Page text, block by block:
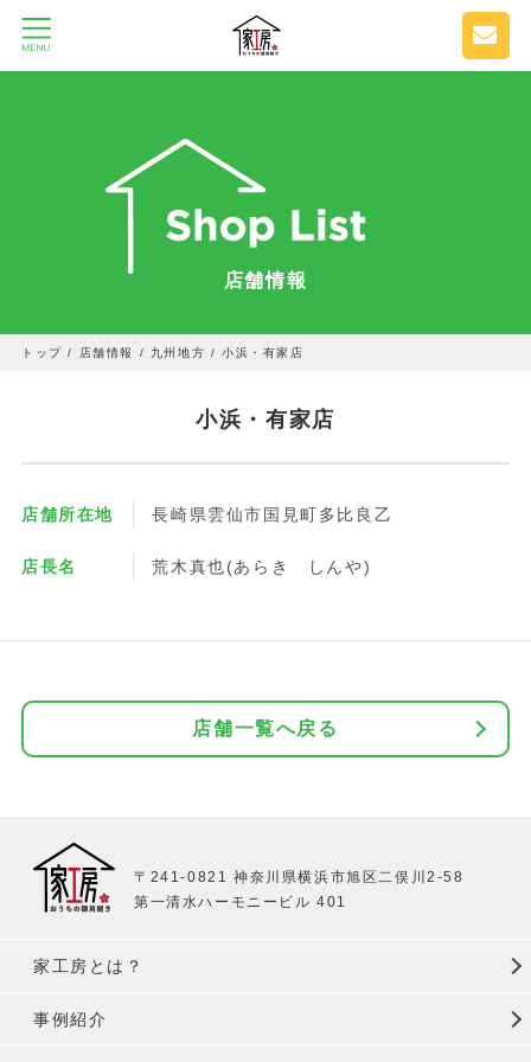
店舗情報
トップ / 店舗情報 / 九州地方 /小浜・有家店
小浜・有家店
店舗所在地 長崎県雲仙市国見町多比良乙
店長名 荒木真也(あらき しんや)
店舗一覧へ戻る
〒241-0821 神奈川県横浜市旭区二俣川2-58
第一清水ハーモニービル 401
家工房とは？
事例紹介